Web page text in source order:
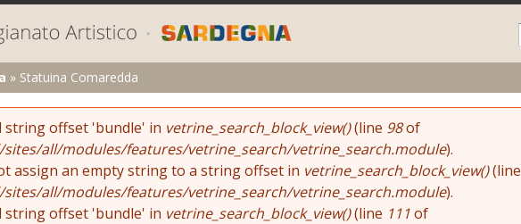
» Statuina Comaredda
string offset 'bundle' in vetrine_search_block_view()(line 98of
all/modules/features/vetrine_search/vetrine_search.module).
assign an empty string to a string offset in vetrine_search_block_view()(line
all/modules/features/vetrine_search/vetrine_search.module).
string offset 'bundle' in vetrine_search_block_view()(line 111of